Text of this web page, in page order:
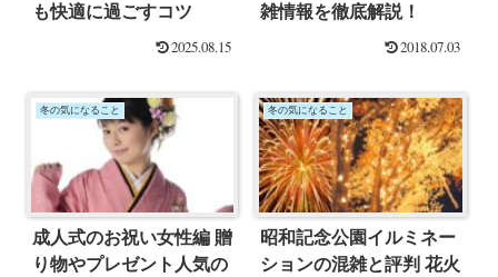
も快適に過ごすコツ
2025.08.15
雑情報を徹底解説！
2018.07.03
冬の気になること
成人式のお祝い女性編 贈
り物やプレゼント人気の
冬の気になること
昭和記念公園イルミネー
ションの混雑と評判 花火